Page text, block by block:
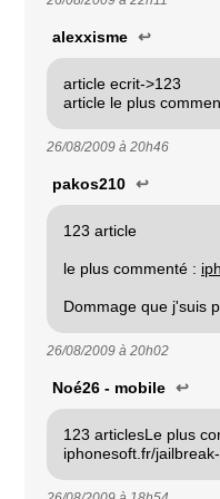
alexxisme ↩
article ecrit->123
article le plus
26/08/2009 à 20h46
pakos210 ↩
123 article
le plus commenté :
Dommage que j'suis
26/08/2009 à 20h02
Noé26 - mobile ↩
123 articlesLe plus
iphonesoft.fr/jailbreak-